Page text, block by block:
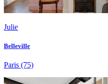
Julie
Belleville
Paris (75)